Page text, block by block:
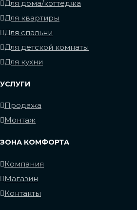
Для дома/коттеджа
Для квартиры
Для спальни
Для детской комнаты
Для кухни
УСЛУГИ
Продажа
Монтаж
ЗОНА КОМФОРТА
Компания
Магазин
Контакты